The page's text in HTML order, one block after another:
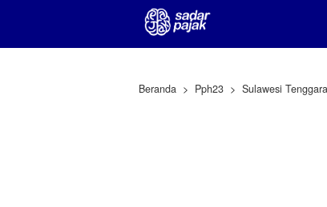
Beranda Pph23 Sulawesi Tenggara